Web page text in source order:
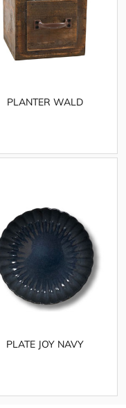
PLANTER WALD
PLATE JOY NAVY